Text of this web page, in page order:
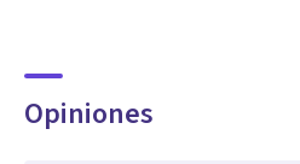
Opiniones